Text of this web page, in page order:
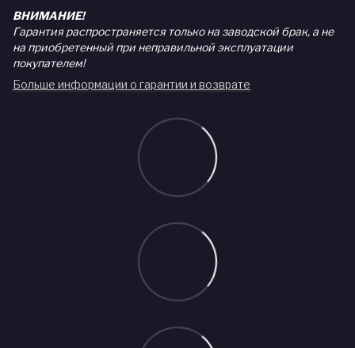
ВНИМАНИЕ!
Гарантия распространяется только на заводской брак, а не
на приобретенный при неправильной эксплуатации
покупателем!
Больше информации о гарантии и возврате